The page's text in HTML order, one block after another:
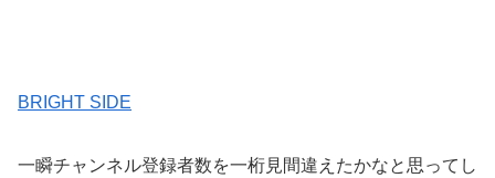
BRIGHT SIDE
一瞬チャンネル登録者数を一桁見間違えたかなと思ってし